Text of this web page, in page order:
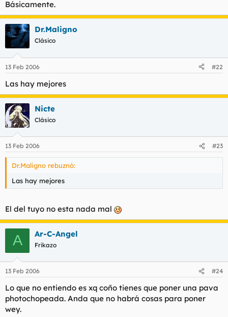
Básicamente.
Dr.Maligno
Clásico
13 Feb 2006 #22
Las hay mejores
Nicte
Clásico
13 Feb 2006 #23
Dr.Maligno rebuznó:
Las hay mejores
El del tuyo no esta nada mal
A Ar-C-Angel
Frikazo
13 Feb 2006 #24
Lo que no entiendo es xq coño tienes que poner una pava
photochopeada. Anda que no habrá cosas para poner
wey.